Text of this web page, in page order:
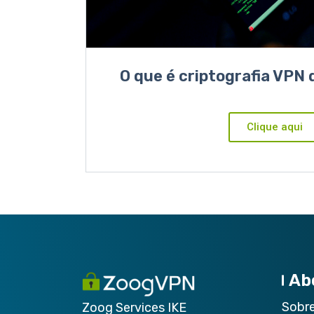
O que é criptografia
Clique aqui
Zoog Services IKE